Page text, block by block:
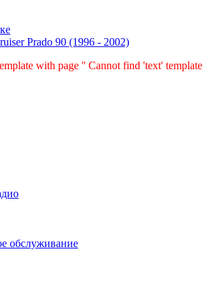
Prado 90 (1996 - 2002)
with page '' Cannot find 'text' template
обслуживание